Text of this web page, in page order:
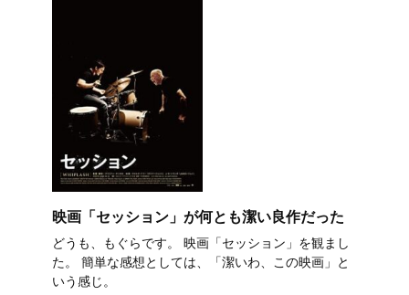
映画「セッション」が何とも潔い良作だった
どうも、もぐらです。 映画「セッション」を観まし
た。 簡単な感想としては、「潔いわ、この映画」と
いう感じ。